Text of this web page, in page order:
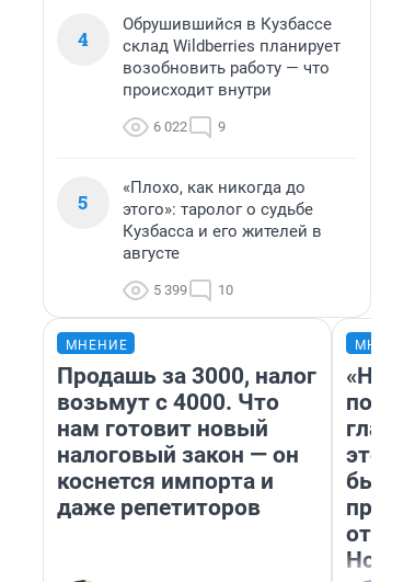
4
Обрушившийся в Кузбассе
склад Wildberries планирует
возобновить работу — что
происходит внутри
6 022 9
5
«Плохо, как никогда до
этого»: таролог о судьбе
Кузбасса и его жителей в
августе
5 399 10
МНЕНИЕ
Продашь за 3000, налог
возьмут с 4000. Что
нам готовит новый
налоговый закон — он
коснется импорта и
даже репетиторов
этого
бьет